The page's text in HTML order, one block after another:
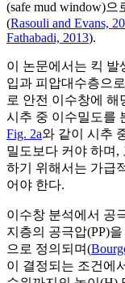
(safe mud window)
(Rasouli and Evans,
Fathabadi, 2013).
이 논문에서는 킥 발
입과 피압대수층으
로 안전 이수창에 해
시추 중 이수밀도를
Fig. 2a와 같이 시추
밀도보다 커야 하며,
하기 위해서는 가급
어야 한다.
이수창 분석에서 공
지층의 공극압(PP)
으로 정의되며(
이 결정되는 조건에